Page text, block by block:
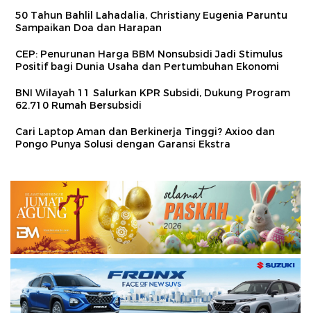
50 Tahun Bahlil Lahadalia, Christiany Eugenia Paruntu
Sampaikan Doa dan Harapan
CEP: Penurunan Harga BBM Nonsubsidi Jadi Stimulus
Positif bagi Dunia Usaha dan Pertumbuhan Ekonomi
BNI Wilayah 11 Salurkan KPR Subsidi, Dukung Program
62.710 Rumah Bersubsidi
Cari Laptop Aman dan Berkinerja Tinggi? Axioo dan
Pongo Punya Solusi dengan Garansi Ekstra